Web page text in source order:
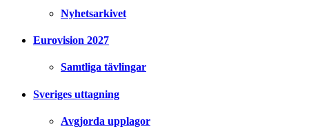
Nyhetsarkivet
Eurovision 2027
Samtliga tävlingar
Sveriges uttagning
Avgjorda upplagor